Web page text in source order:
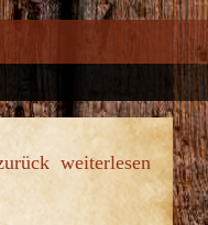
weiterlesen